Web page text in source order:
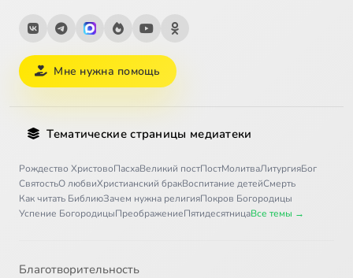
Мне нужна помощь
Тематические страницы медиатеки
Рождество ХристовоПасхаВеликий постПостМолитваЛитургияБог
СвятостьО любвиХристианский бракВоспитание детейСмерть
Как читать БиблиюЗачем нужна религияПокров Богородицы
Успение БогородицыПреображениеПятидесятницаВсе темы →
Благотворительность